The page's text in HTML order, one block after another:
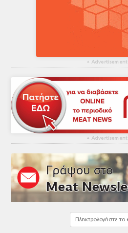
▴ Advertisement
▴ Advertisement